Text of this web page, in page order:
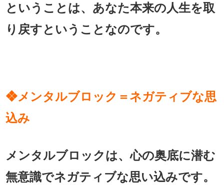
ということは、あなた本来の人生を取
り戻すということなのです。
❖メンタルブロック＝ネガティブな思
込み
メンタルブロックは、心の奥底に潜む
無意識でネガティブな思い込みです。